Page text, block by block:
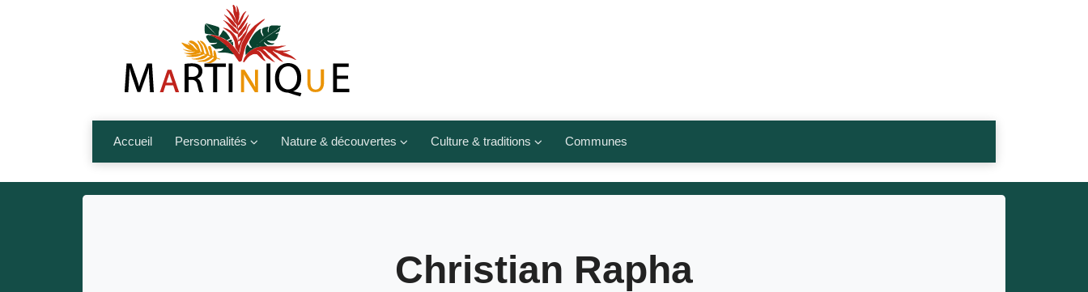
Accueil Personnalités
Artistes
Nature & découvertes
Fleurs, fruits, légumes
Culture & traditions
Culte et religions
populaires
Communes
Christian Rapha